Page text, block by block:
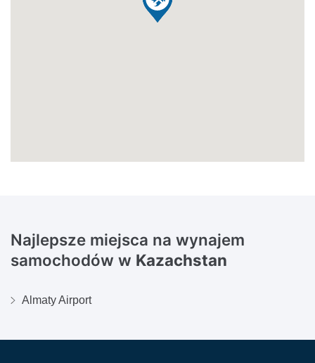
Najlepsze miejsca na wynajem
samochodów w Kazachstan
Almaty Airport